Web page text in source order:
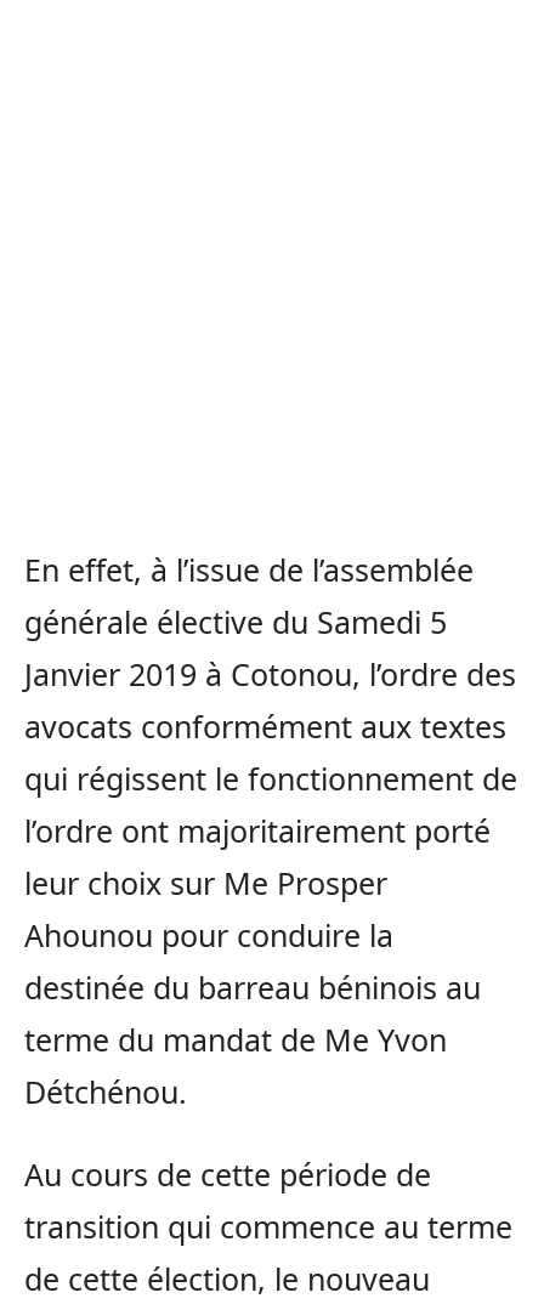
En effet, à l’issue de l’assemblée
générale élective du Samedi 5
Janvier 2019 à Cotonou, l’ordre des
avocats conformément aux textes
qui régissent le fonctionnement de
l’ordre ont majoritairement porté
leur choix sur Me Prosper
Ahounou pour conduire la
destinée du barreau béninois au
terme du mandat de Me Yvon
Détchénou.
Au cours de cette période de
transition qui commence au terme
de cette élection, le nouveau